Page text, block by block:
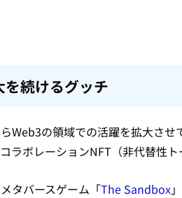
続けるグッチ
Web3の領域での活躍を拡大さ
ラボレーションNFT（非代替性ト
タバースゲーム「The Sandbox